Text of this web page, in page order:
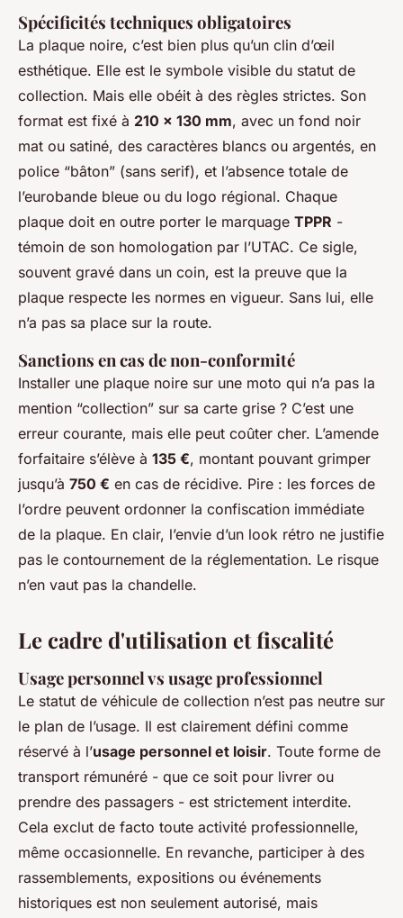
Spécificités techniques obligatoires
La plaque noire, c’est bien plus qu’un clin d’œil
esthétique. Elle est le symbole visible du statut de
collection. Mais elle obéit à des règles strictes. Son
format est fixé à 210 x 130 mm, avec un fond noir
mat ou satiné, des caractères blancs ou argentés, en
police “bâton” (sans serif), et l’absence totale de
l’eurobande bleue ou du logo régional. Chaque
plaque doit en outre porter le marquage TPPR -
témoin de son homologation par l’UTAC. Ce sigle,
souvent gravé dans un coin, est la preuve que la
plaque respecte les normes en vigueur. Sans lui, elle
n’a pas sa place sur la route.
Sanctions en cas de non-conformité
Installer une plaque noire sur une moto qui n’a pas la
mention “collection” sur sa carte grise ? C’est une
erreur courante, mais elle peut coûter cher. L’amende
forfaitaire s’élève à 135 €, montant pouvant grimper
jusqu’à 750 € en cas de récidive. Pire : les forces de
l’ordre peuvent ordonner la confiscation immédiate
de la plaque. En clair, l’envie d’un look rétro ne justifie
pas le contournement de la réglementation. Le risque
n’en vaut pas la chandelle.
Le cadre d'utilisation et fiscalité
Usage personnel vs usage professionnel
Le statut de véhicule de collection n’est pas neutre sur
le plan de l’usage. Il est clairement défini comme
réservé à l’usage personnel et loisir. Toute forme de
transport rémunéré - que ce soit pour livrer ou
prendre des passagers - est strictement interdite.
Cela exclut de facto toute activité professionnelle,
même occasionnelle. En revanche, participer à des
rassemblements, expositions ou événements
historiques est non seulement autorisé, mais